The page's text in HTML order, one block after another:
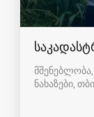
ნახაზები